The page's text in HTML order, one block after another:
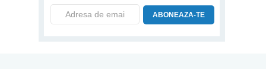
ABONEAZA-TE